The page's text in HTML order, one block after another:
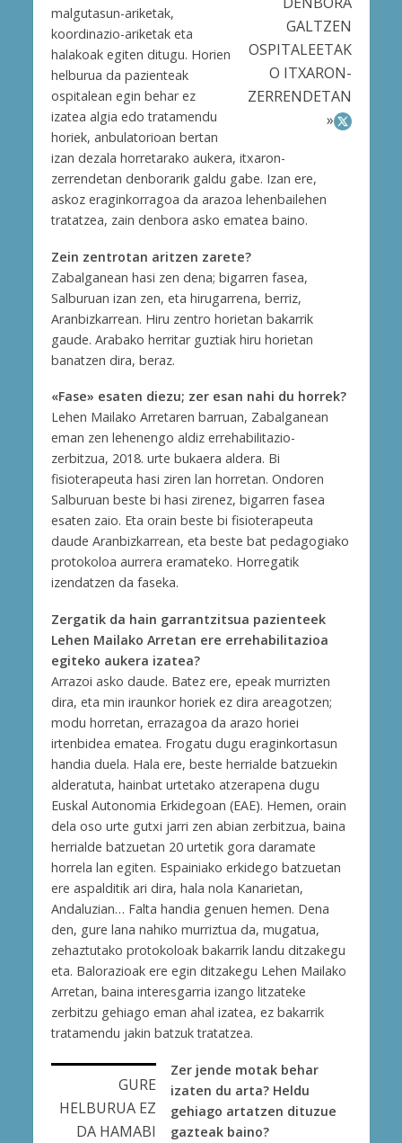
GALTZEN
OSPITALEETAK
O ITXARON-
ZERRENDETAN
»
malgutasun-ariketak,
koordinazio-ariketak eta
halakoak egiten ditugu. Horien
helburua da pazienteak
ospitalean egin behar ez
izatea algia edo tratamendu
horiek, anbulatorioan bertan
izan dezala horretarako aukera, itxaron-
zerrendetan denborarik galdu gabe. Izan ere,
askoz eraginkorragoa da arazoa lehenbailehen
tratatzea, zain denbora asko ematea baino.
Zein zentrotan aritzen zarete?
Zabalganean hasi zen dena; bigarren fasea,
Salburuan izan zen, eta hirugarrena, berriz,
Aranbizkarrean. Hiru zentro horietan bakarrik
gaude. Arabako herritar guztiak hiru horietan
banatzen dira, beraz.
«Fase» esaten diezu; zer esan nahi du horrek?
Lehen Mailako Arretaren barruan, Zabalganean
eman zen lehenengo aldiz errehabilitazio-
zerbitzua, 2018. urte bukaera aldera. Bi
fisioterapeuta hasi ziren lan horretan. Ondoren
Salburuan beste bi hasi zirenez, bigarren fasea
esaten zaio. Eta orain beste bi fisioterapeuta
daude Aranbizkarrean, eta beste bat pedagogiako
protokoloa aurrera eramateko. Horregatik
izendatzen da faseka.
Zergatik da hain garrantzitsua pazienteek
Lehen Mailako Arretan ere errehabilitazioa
egiteko aukera izatea?
Arrazoi asko daude. Batez ere, epeak murrizten
dira, eta min iraunkor horiek ez dira areagotzen;
modu horretan, errazagoa da arazo horiei
irtenbidea ematea. Frogatu dugu eraginkortasun
handia duela. Hala ere, beste herrialde batzuekin
alderatuta, hainbat urtetako atzerapena dugu
Euskal Autonomia Erkidegoan (EAE). Hemen, orain
dela oso urte gutxi jarri zen abian zerbitzua, baina
herrialde batzuetan 20 urtetik gora daramate
horrela lan egiten. Espainiako erkidego batzuetan
ere aspalditik ari dira, hala nola Kanarietan,
Andaluzian… Falta handia genuen hemen. Dena
den, gure lana nahiko murriztua da, mugatua,
zehaztutako protokoloak bakarrik landu ditzakegu
eta. Balorazioak ere egin ditzakegu Lehen Mailako
Arretan, baina interesgarria izango litzateke
zerbitzu gehiago eman ahal izatea, ez bakarrik
tratamendu jakin batzuk tratatzea.
GURE
HELBURUA EZ
DA HAMABI
Zer jende motak behar
izaten du arta? Heldu
gehiago artatzen dituzue
gazteak baino?